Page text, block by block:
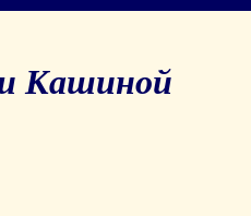
Кашиной